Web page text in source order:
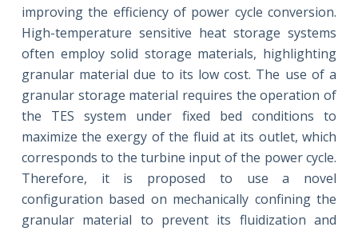
improving the efficiency of power cycle conversion.
High-temperature sensitive heat storage systems
often employ solid storage materials, highlighting
granular material due to its low cost. The use of a
granular storage material requires the operation of
the TES system under fixed bed conditions to
maximize the exergy of the fluid at its outlet, which
corresponds to the turbine input of the power cycle.
Therefore, it is proposed to use a novel
configuration based on mechanically confining the
granular material to prevent its fluidization and